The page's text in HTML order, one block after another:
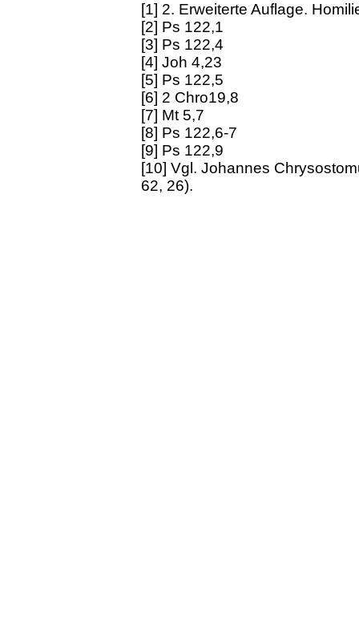
[1] 2. Erweiterte Auflage.
[2] Ps 122,1
[3] Ps 122,4
[4] Joh 4,23
[5] Ps 122,5
[6] 2 Chro19,8
[7] Mt 5,7
[8] Ps 122,6-7
[9] Ps 122,9
[10] Vgl. Johannes
62, 26).